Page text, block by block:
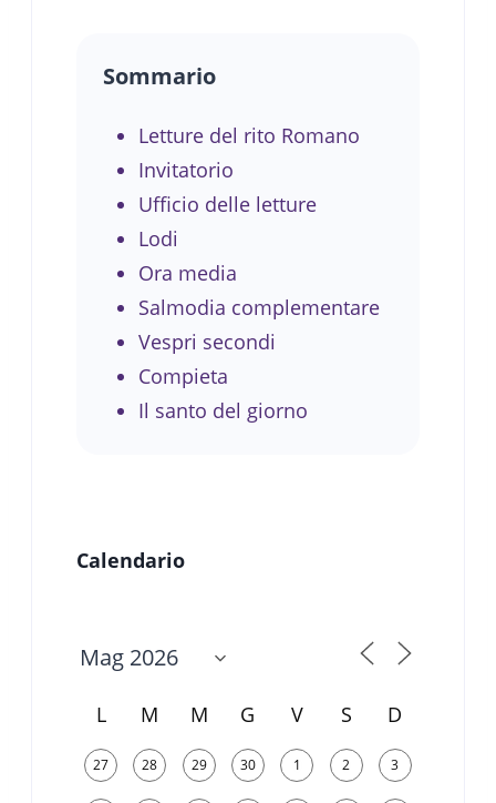
Sommario
Letture del rito Romano
Invitatorio
Ufficio delle letture
Lodi
Ora media
Salmodia complementare
Vespri secondi
Compieta
Il santo del giorno
Calendario
L M M G V S D
27 28 29 30 1 2 3